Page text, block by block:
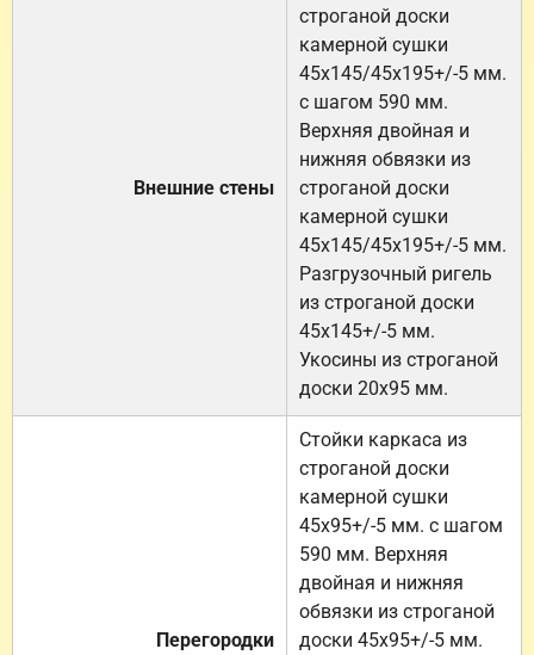
Внешние стены
строганой доски
камерной сушки
45х145/45х195+/-5 мм.
с шагом 590 мм.
Верхняя двойная и
нижняя обвязки из
строганой доски
камерной сушки
45х145/45х195+/-5 мм.
Разгрузочный ригель
из строганой доски
45х145+/-5 мм.
Укосины из строганой
доски 20х95 мм.
Перегородки
Стойки каркаса из
строганой доски
камерной сушки
45х95+/-5 мм. с шагом
590 мм. Верхняя
двойная и нижняя
обвязки из строганой
доски 45х95+/-5 мм.